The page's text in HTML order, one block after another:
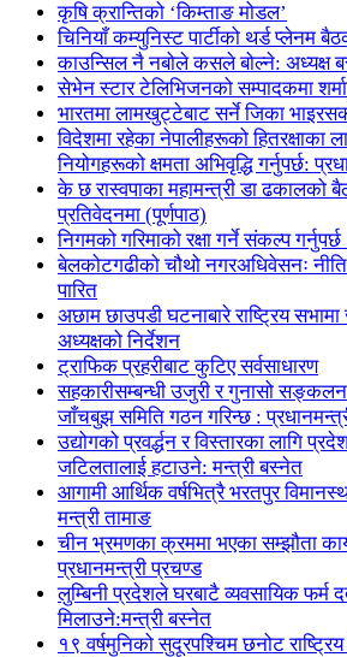
कृषि क्रान्तिको ‘किम्ताङ मोडल’
चिनियाँ कम्युनिस्ट पार्टीको थर्ड प्लेनम
काउन्सिल नै नबोले कसले बोल्ने: अध्यक्ष
सेभेन स्टार टेलिभिजनको सम्पादकमा शर्मा
भारतमा लामखुट्टेबाट सर्ने जिका
विदेशमा रहेका नेपालीहरूको हितरक्षाका
नियोगहरूको क्षमता अभिवृद्धि गर्नुपर्छ:
के छ रास्वपाका महामन्त्री डा ढकालको
प्रतिवेदनमा (पूर्णपाठ)
निगमको गरिमाको रक्षा गर्ने संकल्प
बेलकोटगढीको चौथो नगरअधिवेसनः
पारित
अछाम छाउपडी घटनाबारे राष्ट्रिय
अध्यक्षको निर्देशन
ट्राफिक प्रहरीबाट कुटिए सर्वसाधारण
सहकारीसम्बन्धी उजुरी र गुनासो
जाँचबुझ समिति गठन गरिन्छ :
उद्योगको प्रवर्द्धन र विस्तारका लागि
जटिलतालाई हटाउने: मन्त्री बस्नेत
आगामी आर्थिक वर्षभित्रै भरतपुर
मन्त्री तामाङ
चीन भ्रमणका क्रममा भएका सम्झौता
प्रधानमन्त्री प्रचण्ड
लुम्बिनी प्रदेशले घरबाटै व्यवसायिक फर्म
मिलाउने:मन्त्री बस्नेत
१९ वर्षमुनिको सुदूरपश्चिम छनोट